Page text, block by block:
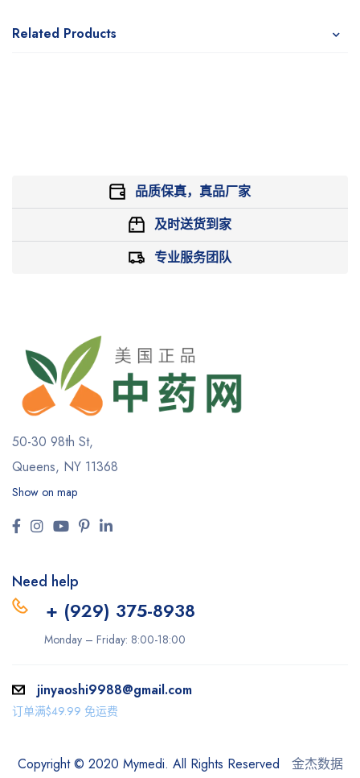
Related Products
品质保真，真品厂家
及时送货到家
专业服务团队
50-30 98th St,
Queens, NY 11368
Show on map
Need help
+ (929) 375-8938
Monday – Friday: 8:00-18:00
jinyaoshi9988@gmail.com
订单满$49.99 免运费
Copyright © 2020 Mymedi. All Rights Reserved
金杰数据